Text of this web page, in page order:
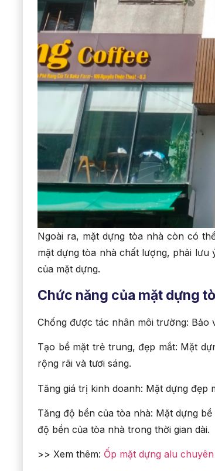
Ngoài ra, mặt dựng tòa nhà còn có
mặt dựng tòa nhà chất lượng, phải
của mặt dựng.
Chức năng của mặt dựng
Chống được tác nhân môi trường: Bảo
Tạo bề mặt trẻ trung, đẹp mắt: Mặt
rộng rãi và tươi sáng.
Tăng giá trị kinh doanh: Mặt dựng đẹp
Tăng độ bền của tòa nhà: Mặt dựng
độ bền của tòa nhà trong thời gian dài.
>> Xem thêm: Ốp mặt dựng alu